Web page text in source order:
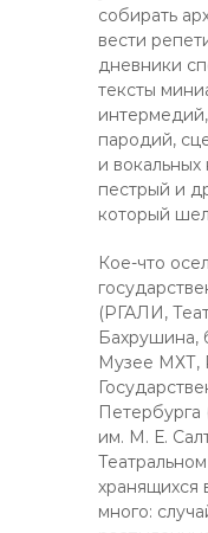
собирать
вести
дневники
тексты
пародий,
и
пестрый и
который
Кое-что
(РГАЛИ,
Музее МХТ,
им. М. Е.
хранящихся
много: